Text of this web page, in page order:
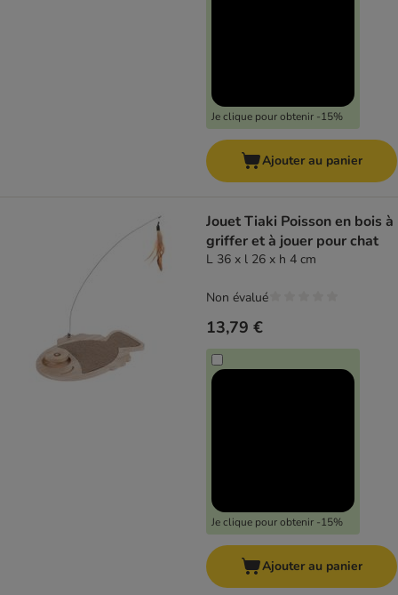
Je clique pour obtenir -15%
Ajouter au panier
Jouet Tiaki Poisson en bois à
griffer et à jouer pour chat
L 36 x l 26 x h 4 cm
13,79 €
Je clique pour obtenir -15%
Non évalué
Ajouter au panier